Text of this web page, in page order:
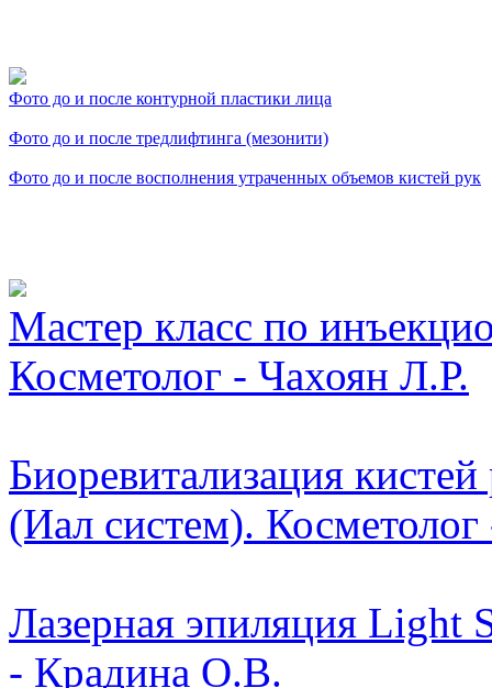
Фото до и после контурной пластики лица
Фото до и после тредлифтинга (мезонити)
Фото до и после восполнения утраченных объемов кистей рук
Мастер класс по
Косметолог - Чахоян Л.Р.
Биоревитализация
(Иал систем).
Лазерная эпиляция Light
- Крадина О.В.